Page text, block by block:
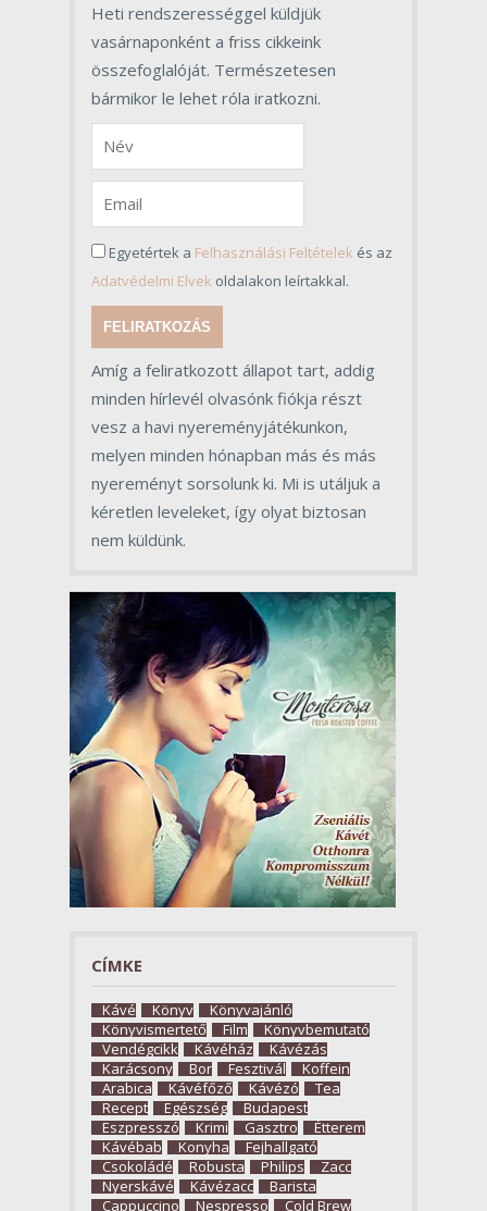
Heti rendszerességgel küldjük
vasárnaponként a friss cikkeink
összefoglalóját. Természetesen
bármikor le lehet róla iratkozni.
Egyetértek a Felhasználási Feltételek és az
Adatvédelmi Elvek oldalakon leírtakkal.
FELIRATKOZÁS
Amíg a feliratkozott állapot tart, addig
minden hírlevél olvasónk fiókja részt
vesz a havi nyereményjátékunkon,
melyen minden hónapban más és más
nyereményt sorsolunk ki. Mi is utáljuk a
kéretlen leveleket, így olyat biztosan
nem küldünk.
CÍMKE
Kávé Könyv
Könyvajánló
Könyvismertető
Film
Könyvbemutató
Vendégcikk
Kávéház
Kávézás
Karácsony
Bor Fesztivál
Koffein
Arabica
Kávéfőző Kávézó
Tea
Recept
Egészség
Budapest
Eszpresszó
Krimi Gasztro
Étterem
Kávébab
Konyha
Fejhallgató
Csokoládé
Robusta Philips
Zacc
Nyerskávé
Kávézacc
Barista
Cappuccino
Nespresso Cold Brew